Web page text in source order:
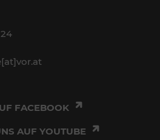
FACEBOOK
AUF YOUTUBE